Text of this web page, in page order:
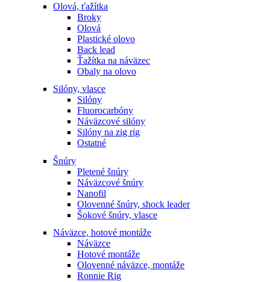
Olová, ťažítka
Broky
Olová
Plastické olovo
Back lead
Ťažítka na náväzec
Obaly na olovo
Silóny, vlasce
Silóny
Fluorocarbóny
Náväzcové silóny
Silóny na zig rig
Ostatné
Šnúry
Pletené šnúry
Náväzcové šnúry
Nanofil
Olovenné šnúry, shock leader
Šokové šnúry, vlasce
Náväzce, hotové montáže
Náväzce
Hotové montáže
Olovenné náväzce, montáže
Ronnie Rig